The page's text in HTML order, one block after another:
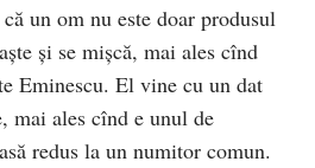
un om nu este doar produsul
şi se mişcă, mai ales cînd
Eminescu. El vine cu un dat
mai ales cînd e unul de
redus la un numitor comun.